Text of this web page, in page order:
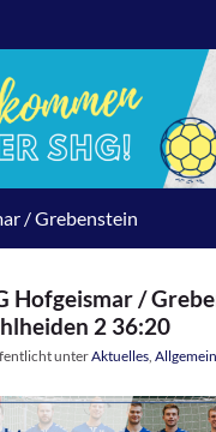
/ Grebenstein
Hofgeismar /
2 36:20
unterAktuelles, Allgemein